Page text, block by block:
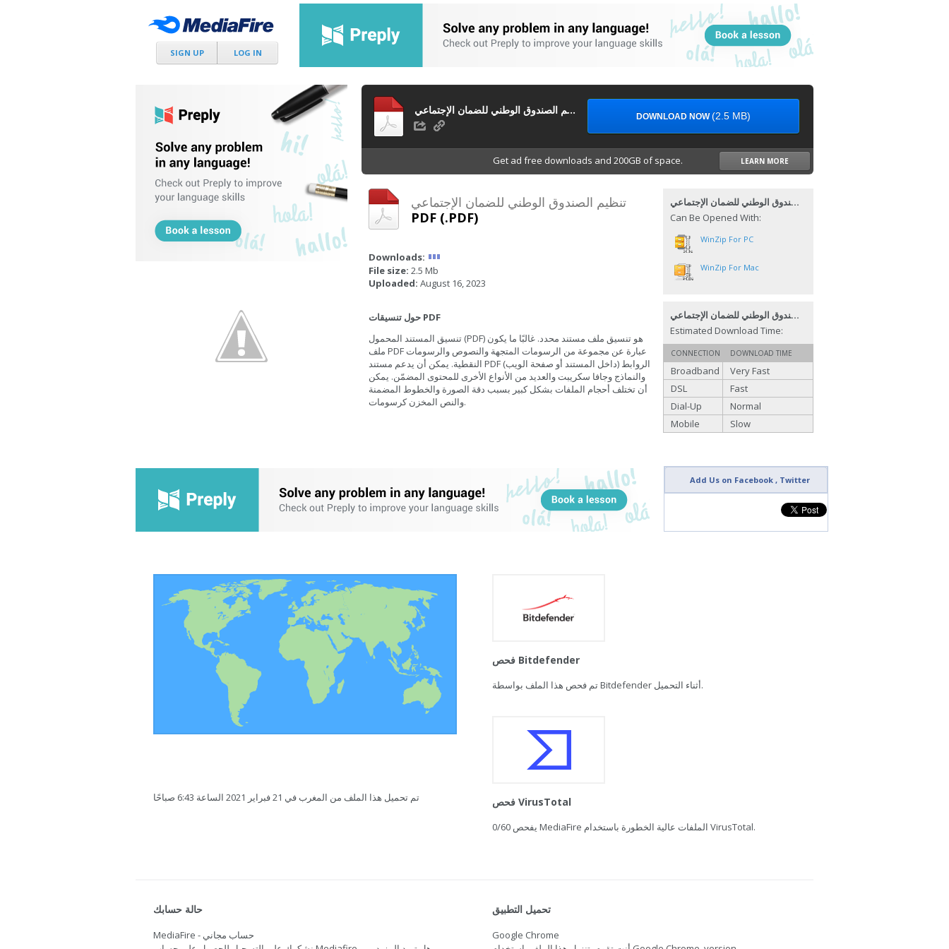
SIGN UP LOG IN
Get ad free downloads and 200GB of space. LEARN MORE
تنظيم الصندوق الوطني للضمان الإجتماعي
PDF (.PDF)
Downloads:
File size: 2.5 Mb
Uploaded: August 16, 2023
حول تنسيقات PDF
تنسيق المستند المحمول (PDF) هو تنسيق ملف مستند محدد. غالبًا ما يكون
ملف PDF عبارة عن مجموعة من الرسومات المتجهة والنصوص والرسومات
النقطية. يمكن أن يدعم مستند PDF الروابط (داخل المستند أو صفحة الويب)
والنماذج وجافا سكريبت والعديد من الأنواع الأخرى للمحتوى المضمّن. يمكن
أن تختلف أحجام الملفات بشكل كبير بسبب دقة الصورة والخطوط المضمنة
والنص المخزن كرسومات.
تنظيم الصندوق الوطني للضمان الإجتماعي
Can Be Opened With:
WinZip For PC
WinZip For Mac
تنظيم الصندوق الوطني للضمان الإجتماعي
Estimated Download Time:
CONNECTION DOWNLOAD TIME
Broadband
Very Fast
DSL
Fast
Dial-Up
Normal
Mobile
Slow
تنظيم الصندوق الوطني للضمان الإجتماعي DOWNLOAD NOW(2.5 MB)
Add Us on Facebook , Twitter
تم تحميل هذا الملف من المغرب في 21 فبراير 2021 الساعة 6:43 صباحًا
فحص Bitdefender
تم فحص هذا الملف بواسطة Bitdefender أثناء التحميل.
فحص VirusTotal
0/60 يفحص MediaFire الملفات عالية الخطورة باستخدام VirusTotal.
حالة حسابك
MediaFire - حساب مجاني
تحميل التطبيق
Google Chrome